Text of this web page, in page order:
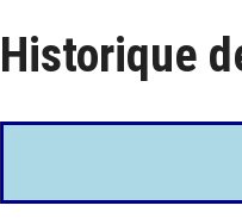
Historique